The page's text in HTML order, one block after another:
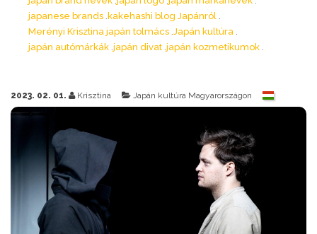
japanese brands kakehashi blog Japánról
Merényi Krisztina japán tolmács Japán kultúra
japán autómárkák japán divat japán kozmetikumok
2023. 02. 01. Krisztina Japán kultúra Magyarországon